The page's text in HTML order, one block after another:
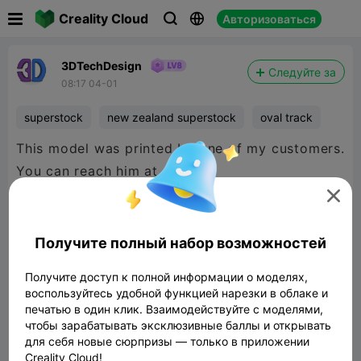
Creality Cloud   Авторизоваться
3DTechDesign
08:17 04-01
Следуйте за
superstock new zealand superstock oval track
This model was printed by one of my customers.
You can reach him at
https://www.facebook.com/profile.php?
id=61577291249659

Получите полный набор возможностей
Получите доступ к полной информации о моделях,
воспользуйтесь удобной функцией нарезки в облаке и
печатью в один клик. Взаимодействуйте с моделями,
чтобы зарабатывать эксклюзивные баллы и открывать
для себя новые сюрпризы — только в приложении
Creality Cloud!